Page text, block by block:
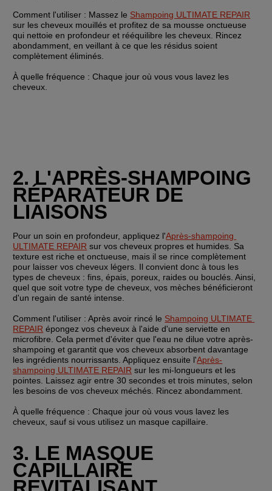
Comment l'utiliser : Massez le Shampoing ULTIMATE REPAIR
sur les cheveux mouillés et profitez de sa mousse onctueuse
qui nettoie en profondeur et rééquilibre les cheveux. Rincez
abondamment, en veillant à ce que les résidus soient
complètement éliminés.
À quelle fréquence : Chaque jour où vous vous lavez les
cheveux.
2. L'APRÈS-SHAMPOING
RÉPARATEUR DE
LIAISONS
Pour un soin en profondeur, appliquez l'Après-shampoing
ULTIMATE REPAIR sur vos cheveux propres et humides. Sa
texture est riche et onctueuse, mais il se rince complètement
pour laisser vos cheveux légers. Il convient donc à tous les
types de cheveux : fins, épais, poreux, raides ou bouclés. Ainsi,
quel que soit votre type de cheveux, vos mèches bénéficieront
d'un regain de santé intense.
Comment l'utiliser : Après avoir rincé le Shampoing ULTIMATE
REPAIR épongez vos cheveux à l'aide d'une serviette en
microfibre. Cela permet d'éviter que l'eau ne dilue votre après-
shampoing et garantit que vos cheveux absorbent davantage
les ingrédients nourrissants. Appliquez ensuite l'Après-
shampoing ULTIMATE REPAIR sur les mi-longueurs et les
pointes. Laissez agir entre 30 secondes et trois minutes, selon
les besoins de vos cheveux méchés. Rincez abondamment.
À quelle fréquence : Chaque jour où vous vous lavez les
cheveux, sauf si vous utilisez un masque capillaire.
3. LE MASQUE
CAPILLAIRE